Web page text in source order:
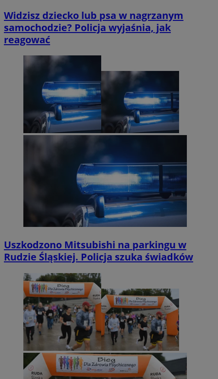
Widzisz dziecko lub psa w nagrzanym
samochodzie? Policja wyjaśnia, jak
reagować
Uszkodzono Mitsubishi na parkingu w
Rudzie Śląskiej. Policja szuka świadków